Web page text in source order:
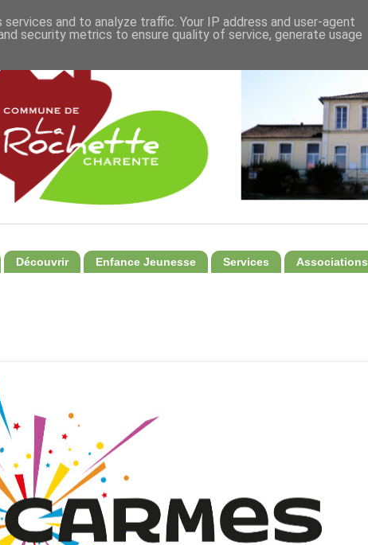
Découvrir Enfance Jeunesse Services Associations
and to analyze traffic. Your IP address and user-agent
security metrics to ensure quality of service, generate usage